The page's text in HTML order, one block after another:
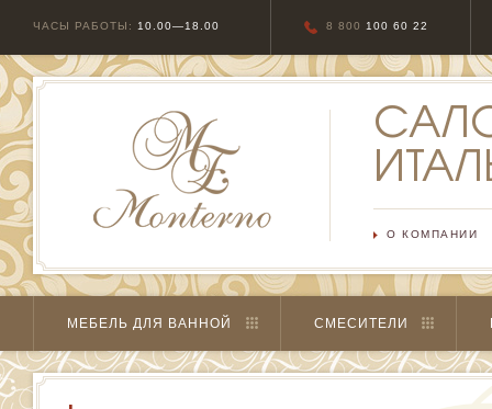
О КОМПАНИИ
МЕБЕЛЬ ДЛЯ ВАННОЙ СМЕСИТЕЛИ
ЧАСЫ РАБОТЫ: 10.00—18.00 8 800 100 60 22